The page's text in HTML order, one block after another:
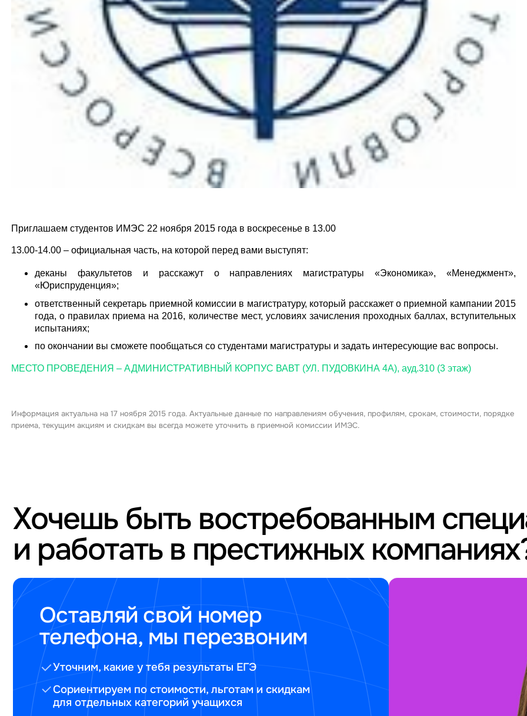
Приглашаем студентов ИМЭС 22 ноября 2015 года в воскресенье в 13.00
13.00-14.00 – официальная часть, на которой перед вами выступят:
деканы факультетов и расскажут о направлениях магистратуры «Экономика», «Менеджмент»,
«Юриспруденция»;
ответственный секретарь приемной комиссии в магистратуру, который расскажет о приемной кампании 2015
года, о правилах приема на 2016, количестве мест, условиях зачисления проходных баллах, вступительных
испытаниях;
по окончании вы сможете пообщаться со студентами магистратуры и задать интересующие вас вопросы.
МЕСТО ПРОВЕДЕНИЯ – АДМИНИСТРАТИВНЫЙ КОРПУС ВАВТ (УЛ. ПУДОВКИНА 4А), ауд.310 (3 этаж)
Информация актуальна на 17 ноября 2015 года. Актуальные данные по направлениям обучения, профилям, срокам, стоимости, порядке
приема, текущим акциям и скидкам вы всегда можете уточнить в приемной комиссии ИМЭС.
Хочешь быть востребованным
и работать в престижных
Оставляй свой номер
телефона, мы перезвоним
Уточним, какие у тебя результаты ЕГЭ
Сориентируем по стоимости, льготам и скидкам
для отдельных категорий учащихся